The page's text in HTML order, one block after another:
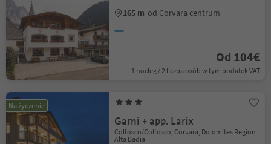
165 m od Corvara centrum
Od 104€
1 nocleg / 2 liczba osób w tym podatek VAT
Na życzenie
Garni + app. Larix
Colfosco/Colfosco, Corvara, Dolomites Region
Alta Badia